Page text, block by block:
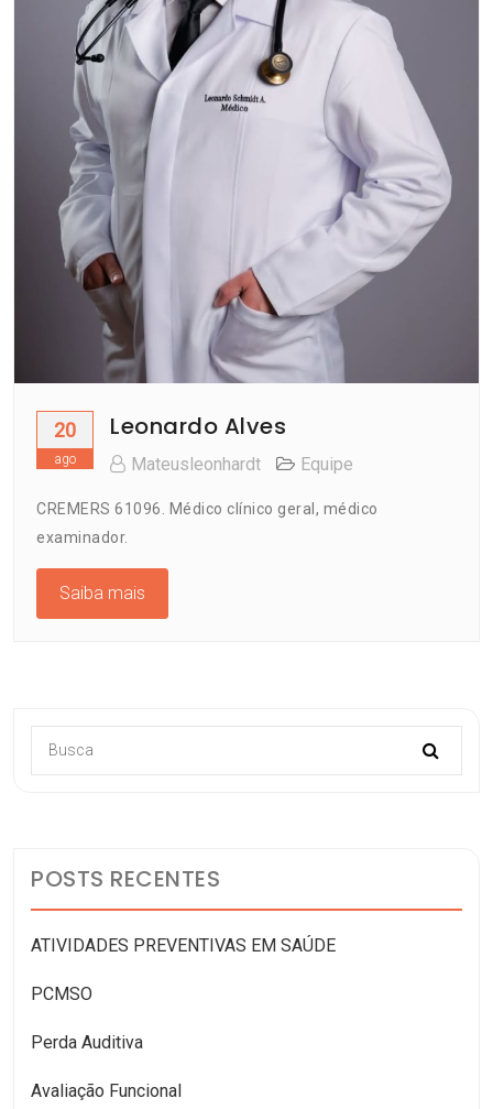
20
ago
Leonardo Alves
Mateusleonhardt Equipe
CREMERS 61096. Médico clínico geral, médico
examinador.
Saiba mais
POSTS RECENTES
ATIVIDADES PREVENTIVAS EM SAÚDE
PCMSO
Perda Auditiva
Avaliação Funcional